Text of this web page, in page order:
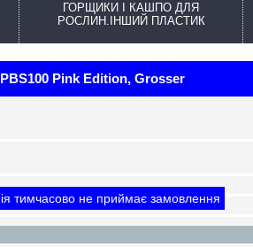
ГОРЩИКИ І КАШПО ДЛЯ
РОСЛИН.ІНШИЙ ПЛАСТИК
Pink Edition, Grosser
тимчасово не приймає замовлення